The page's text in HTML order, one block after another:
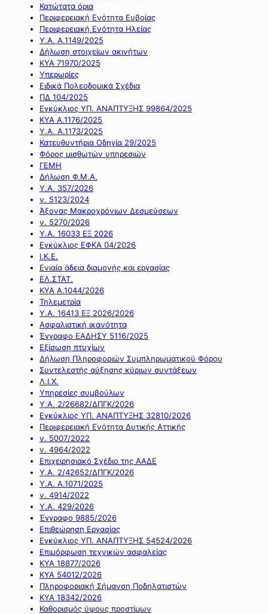
Κατώτατα όρια
Περιφερειακή Ενότητα Ευβοίας
Περιφερειακή Ενότητα Ηλείας
Υ.Α. Α.1149/2025
Δήλωση στοιχείων ακινήτων
ΚΥΑ 71970/2025
Υπερωρίες
Ειδικά Πολεοδομικά Σχέδια
ΠΔ 104/2025
Εγκύκλιος ΥΠ. ΑΝΑΠΤΥΞΗΣ 99864/2025
ΚΥΑ Α.1176/2025
Υ.Α. Α.1173/2025
Κατευθυντήρια Οδηγία 29/2025
Φόρος μισθωτών υπηρεσιών
ΓΕΜΗ
Δήλωση Φ.Μ.Α.
Υ.Α. 357/2026
ν. 5123/2024
Άξονας Μακροχρόνιων Δεσμεύσεων
ν. 5270/2026
Υ.Α. 16033 ΕΞ 2026
Εγκύκλιος ΕΦΚΑ 04/2026
Ι.Κ.Ε.
Ενιαία άδεια διαμονής και εργασίας
ΕΛ.ΣΤΑΤ.
ΚΥΑ Α.1044/2026
Τηλεμετρία
Υ.Α. 16413 ΕΞ 2026/2026
Ασφαλιστική ικανότητα
Έγγραφο ΕΑΔΗΣΥ 5116/2025
Εξίσωση πτυχίων
Δήλωση Πληροφοριών Συμπληρωματικού Φόρου
Συντελεστής αύξησης κύριων συντάξεων
Λ.Ι.Χ.
Υπηρεσίες συμβούλων
Υ.Α. 2/26682/ΔΠΓΚ/2026
Εγκύκλιος ΥΠ. ΑΝΑΠΤΥΞΗΣ 32810/2026
Περιφερειακή Ενότητα Δυτικής Αττικής
ν. 5007/2022
ν. 4964/2022
Επιχειρησιακό Σχέδιο της ΑΑΔΕ
Υ.Α. 2/42652/ΔΠΓΚ/2026
Υ.Α. Α.1071/2025
ν. 4914/2022
Υ.Α. 429/2026
Έγγραφο 9885/2026
Επιθεώρηση Εργασίας
Εγκύκλιος ΥΠ. ΑΝΑΠΤΥΞΗΣ 54524/2026
Επιμόρφωση τεχνικών ασφαλείας
ΚΥΑ 18877/2026
ΚΥΑ 54012/2026
Πληροφοριακή Σήμανση Ποδηλατιστών
ΚΥΑ 18342/2026
Καθορισμός ύψους προστίμων